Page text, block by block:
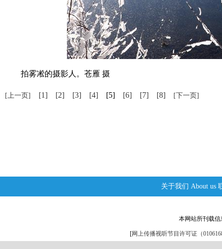
拍雾凇的摄影人。苍雁 摄
[上一页] [1] [2] [3] [4] [5] [6] [7] [8] [下一页]
关于我们 About us
本网站所刊载
[网上传播视听节目许可证（